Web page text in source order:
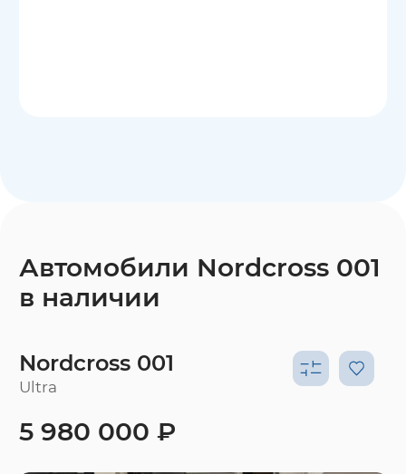
Автомобили Nordcross 001
в наличии
Nordcross 001
Ultra
5 980 000 ₽